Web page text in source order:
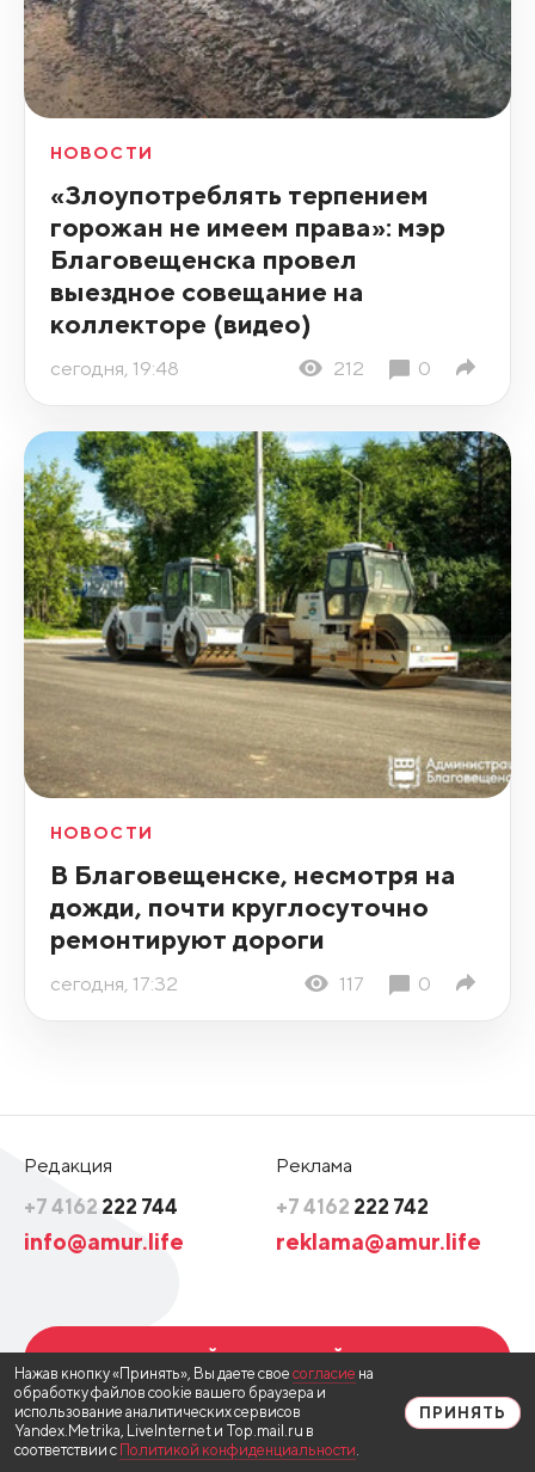
НОВОСТИ
«Злоупотреблять терпением
горожан не имеем права»: мэр
Благовещенска провел
выездное совещание на
коллекторе (видео)
сегодня, 19:48 212 0
НОВОСТИ
В Благовещенске, несмотря на
дожди, почти круглосуточно
ремонтируют дороги
сегодня, 17:32 117 0
Редакция
+7 4162 222 744
info@amur.life
Реклама
+7 4162 222 742
reklama@amur.life
ВОЙТИ НА САЙТ
Нажав кнопку «Принять», Вы даете свое согласие на
обработку файлов cookie вашего браузера и
использование аналитических сервисов
Yandex.Metrika, LiveInternet и Top.mail.ru в
соответствии с Политикой конфиденциальности.
ПРИНЯТЬ